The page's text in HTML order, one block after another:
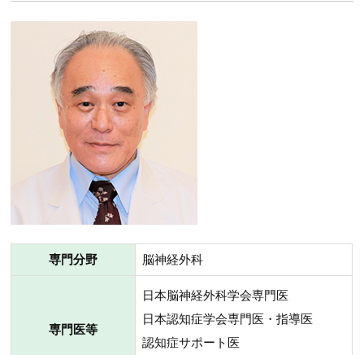
専門分野 脳神経外科
専門医等
日本脳神経外科学会専門医
日本認知症学会専門医・指導医
認知症サポート医